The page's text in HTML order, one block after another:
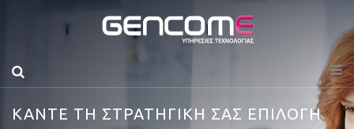
ΚΑΝΤΕ ΤΗ ΣΤΡΑΤΗΓΙΚΗ ΣΑΣ ΕΠΙΛΟΓΗ